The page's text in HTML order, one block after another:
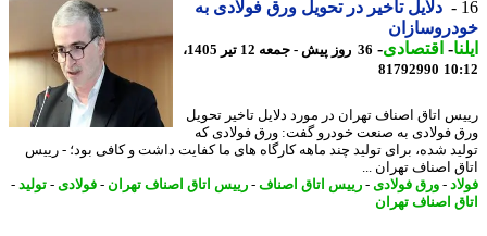
دلایل تاخیر در تحویل ورق فولادی به
-اقتصادی-
36 روز پیش - جمعه 12 تیر 1405،
81792990
اتاق اصناف تهران در مورد دلایل تاخیر تحویل
فولادی به صنعت خودرو گفت: ورق فولادی که
شده، برای تولید چند ماهه کارگاه های ما کفایت داشت و کافی بود؛ - رییس
اصناف تهران ...
-ورق فولادی-رییس اتاق اصناف-رییس اتاق اصناف تهران- فولادی-تولید-
اصناف تهران